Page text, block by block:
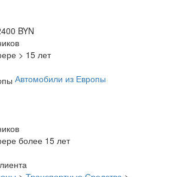
BYN
> 15 лет
Автомобили из Европы
более 15 лет